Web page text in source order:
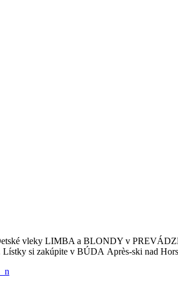
vleky LIMBA a BLONDY v
si zakúpite v BÚDA Après-ski nad